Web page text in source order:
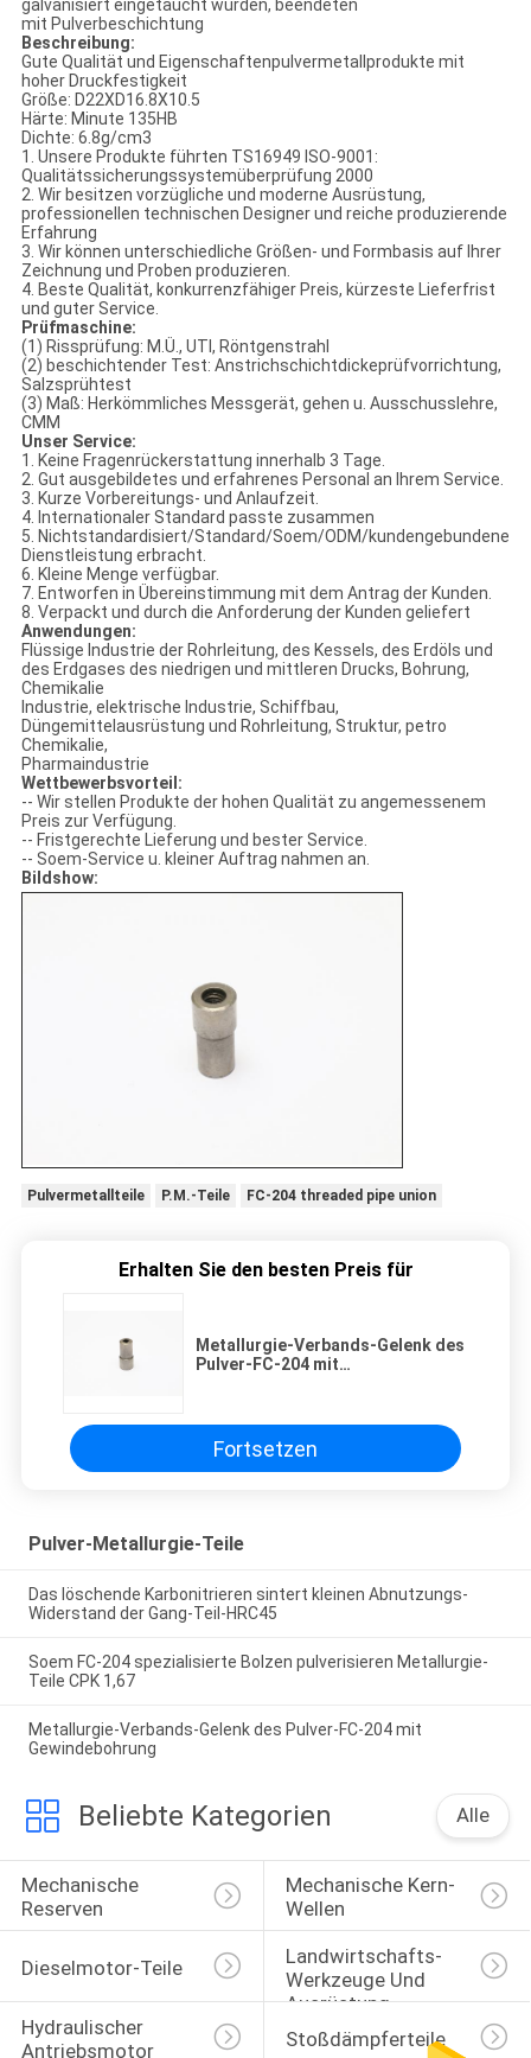
galvanisiert eingetaucht wurden, beendeten
mit Pulverbeschichtung
Beschreibung:
Gute Qualität und Eigenschaftenpulvermetallprodukte mit
hoher Druckfestigkeit
Größe: D22XD16.8X10.5
Härte: Minute 135HB
Dichte: 6.8g/cm3
1. Unsere Produkte führten TS16949 ISO-9001:
Qualitätssicherungssystemüberprüfung 2000
2. Wir besitzen vorzügliche und moderne Ausrüstung,
professionellen technischen Designer und reiche produzierende
Erfahrung
3. Wir können unterschiedliche Größen- und Formbasis auf Ihrer
Zeichnung und Proben produzieren.
4. Beste Qualität, konkurrenzfähiger Preis, kürzeste Lieferfrist
und guter Service.
Prüfmaschine:
(1) Rissprüfung: M.Ü., UTl, Röntgenstrahl
(2) beschichtender Test: Anstrichschichtdickeprüfvorrichtung,
Salzsprühtest
(3) Maß: Herkömmliches Messgerät, gehen u. Ausschusslehre,
CMM
Unser Service:
1. Keine Fragenrückerstattung innerhalb 3 Tage.
2. Gut ausgebildetes und erfahrenes Personal an Ihrem Service.
3. Kurze Vorbereitungs- und Anlaufzeit.
4. Internationaler Standard passte zusammen
5. Nichtstandardisiert/Standard/Soem/ODM/kundengebundene
Dienstleistung erbracht.
6. Kleine Menge verfügbar.
7. Entworfen in Übereinstimmung mit dem Antrag der Kunden.
8. Verpackt und durch die Anforderung der Kunden geliefert
Anwendungen:
Flüssige Industrie der Rohrleitung, des Kessels, des Erdöls und
des Erdgases des niedrigen und mittleren Drucks, Bohrung,
Chemikalie
Industrie, elektrische Industrie, Schiffbau,
Düngemittelausrüstung und Rohrleitung, Struktur, petro
Chemikalie,
Pharmaindustrie
Wettbewerbsvorteil:
-- Wir stellen Produkte der hohen Qualität zu angemessenem
Preis zur Verfügung.
-- Fristgerechte Lieferung und bester Service.
-- Soem-Service u. kleiner Auftrag nahmen an.
Bildshow:
Pulvermetallteile P.M.-Teile FC-204 threaded pipe union
Erhalten Sie den besten Preis für
Metallurgie-Verbands-Gelenk des
Pulver-FC-204 mit
Fortsetzen
Pulver-Metallurgie-Teile
Das löschende Karbonitrieren sintert kleinen Abnutzungs-
Widerstand der Gang-Teil-HRC45
Soem FC-204 spezialisierte Bolzen pulverisieren Metallurgie-
Teile CPK 1,67
Metallurgie-Verbands-Gelenk des Pulver-FC-204 mit
Gewindebohrung
Beliebte Kategorien Alle
Mechanische
Reserven
Mechanische Kern-
Wellen
Dieselmotor-Teile
Landwirtschafts-
Werkzeuge Und
Ausrüstung
Hydraulischer
Antriebsmotor
Stoßdämpferteile